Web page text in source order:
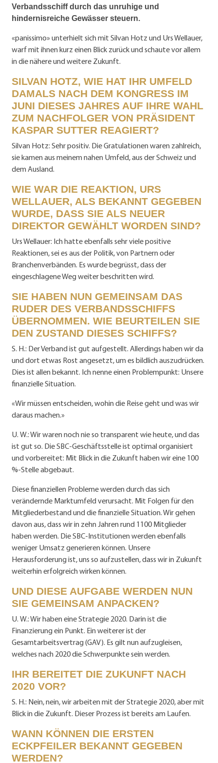
Verbandsschiff durch das unruhige und
hindernisreiche Gewässer steuern.
«panissimo» unterhielt sich mit Silvan Hotz und Urs Wellauer,
warf mit ihnen kurz einen Blick zurück und schaute vor allem
in die nähere und weitere Zukunft.
SILVAN HOTZ, WIE HAT IHR UMFELD
DAMALS NACH DEM KONGRESS IM
JUNI DIESES JAHRES AUF IHRE WAHL
ZUM NACHFOLGER VON PRÄSIDENT
KASPAR SUTTER REAGIERT?
Silvan Hotz: Sehr positiv. Die Gratulationen waren zahlreich,
sie kamen aus meinem nahen Umfeld, aus der Schweiz und
dem Ausland.
WIE WAR DIE REAKTION, URS
WELLAUER, ALS BEKANNT GEGEBEN
WURDE, DASS SIE ALS NEUER
DIREKTOR GEWÄHLT WORDEN SIND?
Urs Wellauer: Ich hatte ebenfalls sehr viele positive
Reaktionen, sei es aus der Politik, von Partnern oder
Branchenverbänden. Es wurde begrüsst, dass der
eingeschlagene Weg weiter beschritten wird.
SIE HABEN NUN GEMEINSAM DAS
RUDER DES VERBANDSSCHIFFS
ÜBERNOMMEN. WIE BEURTEILEN SIE
DEN ZUSTAND DIESES SCHIFFS?
S. H.: Der Verband ist gut aufgestellt. Allerdings haben wir da
und dort etwas Rost angesetzt, um es bildlich auszudrücken.
Dies ist allen bekannt. Ich nenne einen Problempunkt: Unsere
finanzielle Situation.
«Wir müssen entscheiden, wohin die Reise geht und was wir
daraus machen.»
U. W.: Wir waren noch nie so transparent wie heute, und das
ist gut so. Die SBC-Geschäftsstelle ist optimal organisiert
und vorbereitet: Mit Blick in die Zukunft haben wir eine 100
%-Stelle abgebaut.
Diese finanziellen Probleme werden durch das sich
verändernde Marktumfeld verursacht. Mit Folgen für den
Mitgliederbestand und die finanzielle Situation. Wir gehen
davon aus, dass wir in zehn Jahren rund 1100 Mitglieder
haben werden. Die SBC-Institutionen werden ebenfalls
weniger Umsatz generieren können. Unsere
Herausforderung ist, uns so aufzustellen, dass wir in Zukunft
weiterhin erfolgreich wirken können.
UND DIESE AUFGABE WERDEN NUN
SIE GEMEINSAM ANPACKEN?
U. W.: Wir haben eine Strategie 2020. Darin ist die
Finanzierung ein Punkt. Ein weiterer ist der
Gesamtarbeitsvertrag (GAV). Es gilt nun aufzugleisen,
welches nach 2020 die Schwerpunkte sein werden.
IHR BEREITET DIE ZUKUNFT NACH
2020 VOR?
S. H.: Nein, nein, wir arbeiten mit der Strategie 2020, aber mit
Blick in die Zukunft. Dieser Prozess ist bereits am Laufen.
WANN KÖNNEN DIE ERSTEN
ECKPFEILER BEKANNT GEGEBEN
WERDEN?